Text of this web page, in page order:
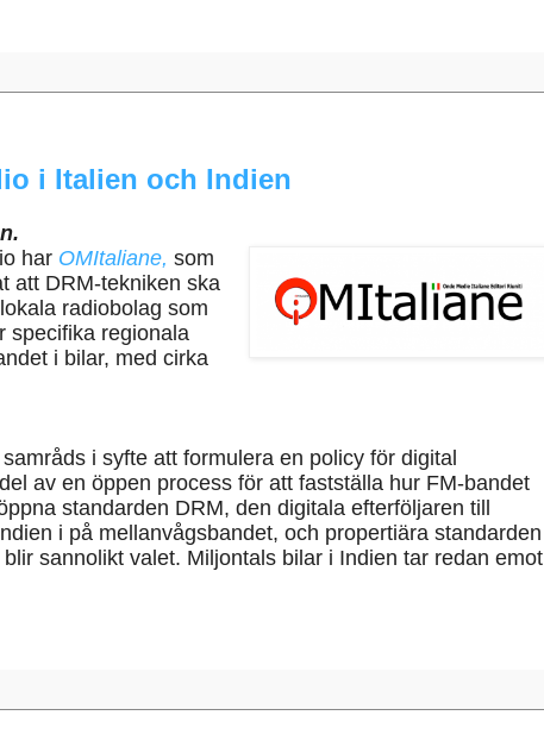
i Italien och Indien
har OMItaliane, som
att DRM-tekniken ska
radiobolag som
specifika regionala
i bilar, med cirka
i syfte att formulera en policy för digital
av en öppen process för att fastställa hur FM-bandet
standarden DRM, den digitala efterföljaren till
i på mellanvågsbandet, och propertiära standarden
blir sannolikt valet. Miljontals bilar i Indien tar redan emot